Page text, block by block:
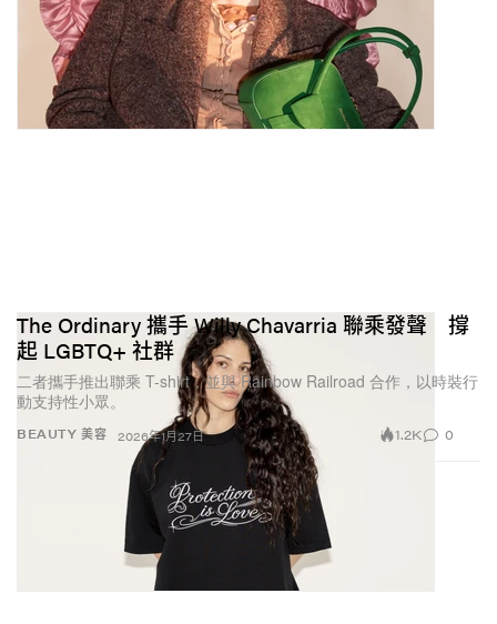
BEAUTY 美容
The Ordinary 攜手 Willy Chavarria 聯乘發聲 撐
起 LGBTQ+ 社群
二者攜手推出聯乘 T-shirt，並與 Rainbow Railroad 合作，以時裝行
動支持性小眾。
2026年1月27日 1.2K 0